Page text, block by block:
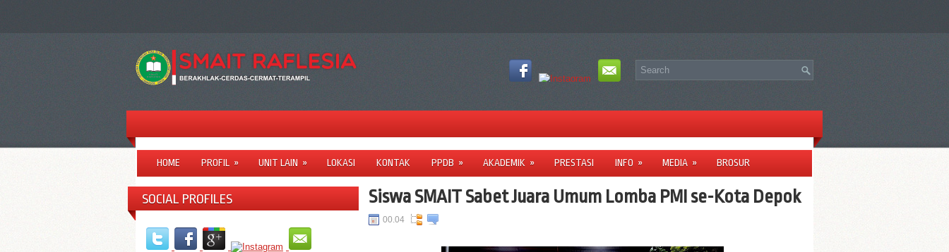
HOME PROFIL » UNIT LAIN » LOKASI KONTAK PPDB » AKADEMIK » PRESTASI INFO » MEDIA » BROSUR
SOCIAL PROFILES Siswa SMAIT Sabet Juara Umum Lomba PMI se-Kota Depok
00.04